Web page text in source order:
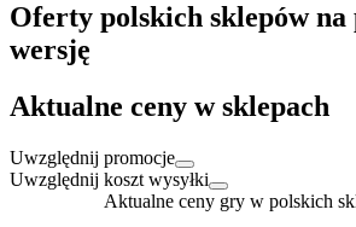
Oferty polskich sklepów na
wersję
Aktualne ceny w sklepach
Uwzględnij promocje
Uwzględnij koszt wysyłki
Aktualne ceny gry w polskich